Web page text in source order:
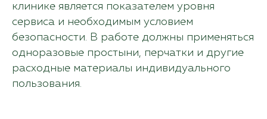
клинике является показателем уровня
сервиса и необходимым условием
безопасности. В работе должны применяться
одноразовые простыни, перчатки и другие
расходные материалы индивидуального
пользования.